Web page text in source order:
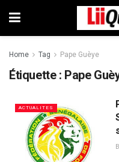
Home Tag Pape Guèye
Étiquette : Pape
ACTUALITES